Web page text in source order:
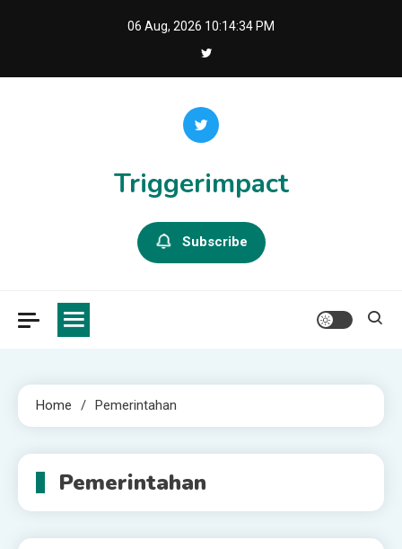
06 Aug, 2026 10:14:35 PM
Triggerimpact
Subscribe
Home Pemerintahan
Pemerintahan